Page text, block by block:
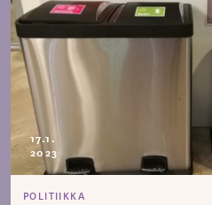
17.1.
2023
POLITIIKKA